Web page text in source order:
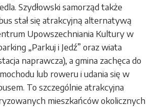
Szydłowski samorząd także
stał się atrakcyjną alternatywą
Upowszechniania Kultury w
„Parkuj i Jedź” oraz wiata
naprawcza), a gmina zachęca do
lub roweru i udania się w
To szczególnie atrakcyjna
mieszkańców okolicznych